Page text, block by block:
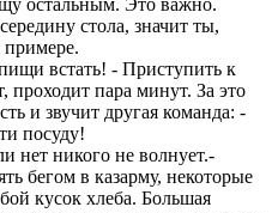
остальным. Это важно.
стола, значит ты,
встать! - Приступить к
проходит пара минут. За это
и звучит другая команда: -
посуду!
нет никого не волнует.-
бегом в казарму, некоторые
кусок хлеба. Большая